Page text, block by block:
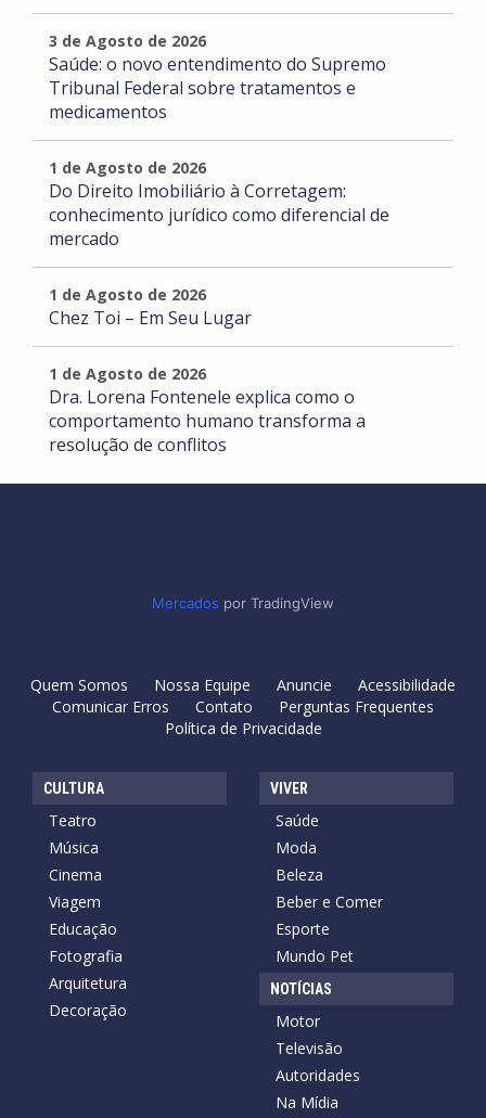
3 de Agosto de 2026
Saúde: o novo entendimento do Supremo
Tribunal Federal sobre tratamentos e
medicamentos
1 de Agosto de 2026
Do Direito Imobiliário à Corretagem:
conhecimento jurídico como diferencial de
mercado
1 de Agosto de 2026
Chez Toi – Em Seu Lugar
1 de Agosto de 2026
Dra. Lorena Fontenele explica como o
comportamento humano transforma a
resolução de conflitos
Mercados por TradingView
Quem Somos Nossa Equipe Anuncie
Acessibilidade
Comunicar Erros
Contato
Perguntas Frequentes
Política de Privacidade
CULTURA
Teatro
Música
Cinema
Viagem
Educação
Fotografia
Arquitetura
Decoração
VIVER
Saúde
Moda
Beleza
Beber e Comer
Esporte
Mundo Pet
NOTÍCIAS
Motor
Televisão
Autoridades
Na Mídia